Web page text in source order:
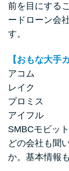
前を目にする
ードローン会
す。
【おもな大手
アコム
レイク
プロミス
アイフル
SMBCモビット
どの会社も聞
か。基本情報